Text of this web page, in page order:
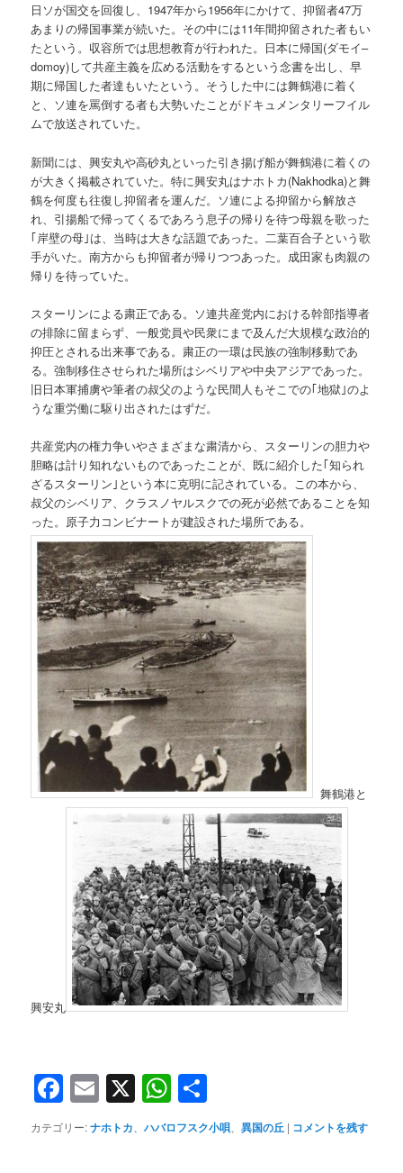
日ソが国交を回復し、1947年から1956年にかけて、抑留者47万
あまりの帰国事業が続いた。その中には11年間抑留された者もい
たという。収容所では思想教育が行われた。日本に帰国(ダモイ–
domoy)して共産主義を広める活動をするという念書を出し、早
期に帰国した者達もいたという。そうした中には舞鶴港に着く
と、ソ連を罵倒する者も大勢いたことがドキュメンタリーフイル
ムで放送されていた。
新聞には、興安丸や高砂丸といった引き揚げ船が舞鶴港に着くの
が大きく掲載されていた。特に興安丸はナホトカ(Nakhodka)と舞
鶴を何度も往復し抑留者を運んだ。ソ連による抑留から解放さ
れ、引揚船で帰ってくるであろう息子の帰りを待つ母親を歌った
｢岸壁の母｣は、当時は大きな話題であった。二葉百合子という歌
手がいた。南方からも抑留者が帰りつつあった。成田家も肉親の
帰りを待っていた。
スターリンによる粛正である。ソ連共産党内における幹部指導者
の排除に留まらず、一般党員や民衆にまで及んだ大規模な政治的
抑圧とされる出来事である。粛正の一環は民族の強制移動であ
る。強制移住させられた場所はシベリアや中央アジアであった。
旧日本軍捕虜や筆者の叔父のような民間人もそこでの｢地獄｣のよ
うな重労働に駆り出されたはずだ。
共産党内の権力争いやさまざまな粛清から、スターリンの胆力や
胆略は計り知れないものであったことが、既に紹介した｢知られ
ざるスターリン｣という本に克明に記されている。この本から、
叔父のシベリア、クラスノヤルスクでの死が必然であることを知
った。原子力コンビナートが建設された場所である。
舞鶴港と
興安丸
Facebook
Email
X WhatsApp
有
カテゴリー:ナホトカ 、ハバロフスク小唄 、異国の丘 | コメントを残す